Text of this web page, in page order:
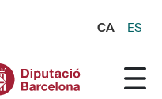
CA ES